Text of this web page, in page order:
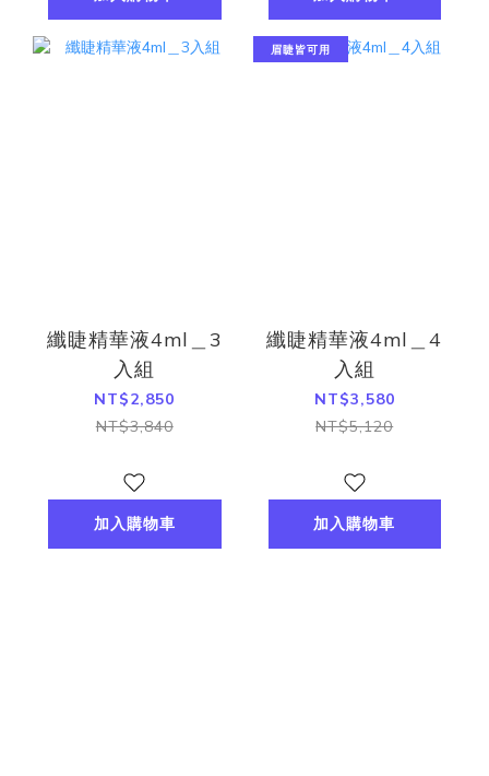
纖睫精華液4ml＿3
入組
NT$2,850
NT$3,840
加入購物車
眉睫皆可用
纖睫精華液4ml＿4
入組
NT$3,580
NT$5,120
加入購物車